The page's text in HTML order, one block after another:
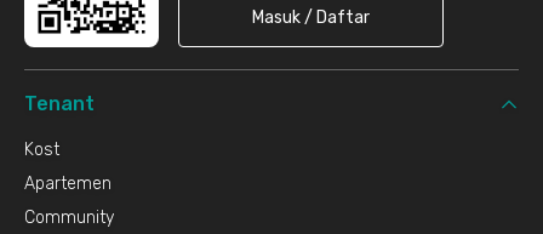
Masuk / Daftar
Tenant
Kost
Apartemen
Community